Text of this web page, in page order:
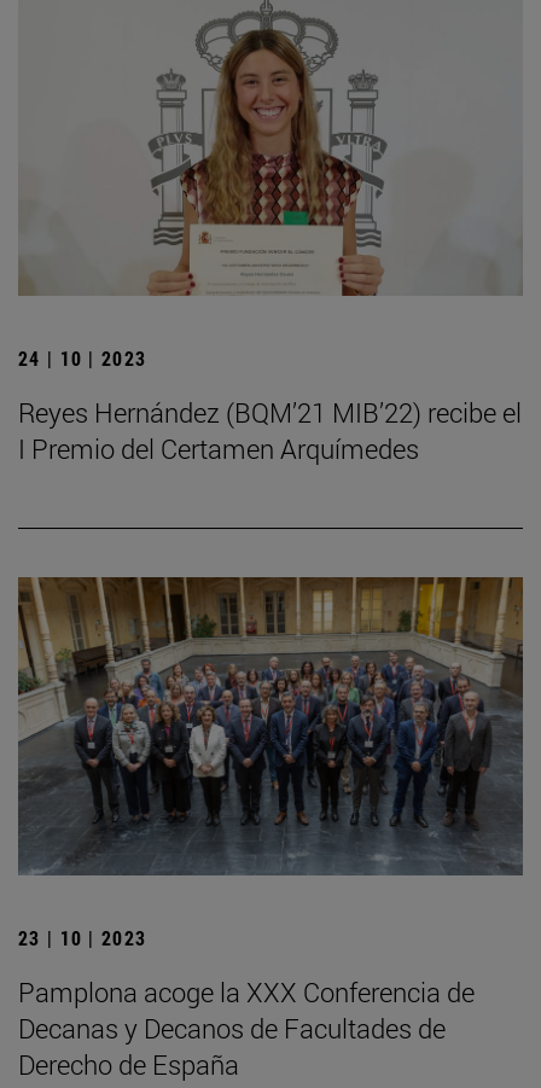
24 | 10 | 2023
Reyes Hernández (BQM’21 MIB’22) recibe el
I Premio del Certamen Arquímedes
23 | 10 | 2023
Pamplona acoge la XXX Conferencia de
Decanas y Decanos de Facultades de
Derecho de España